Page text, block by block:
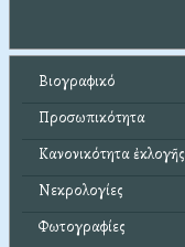
Βιογραφικό
Προσωπικότητα
Κανονικότητα ἐκλογῆς
Νεκρολογίες
Φωτογραφίες